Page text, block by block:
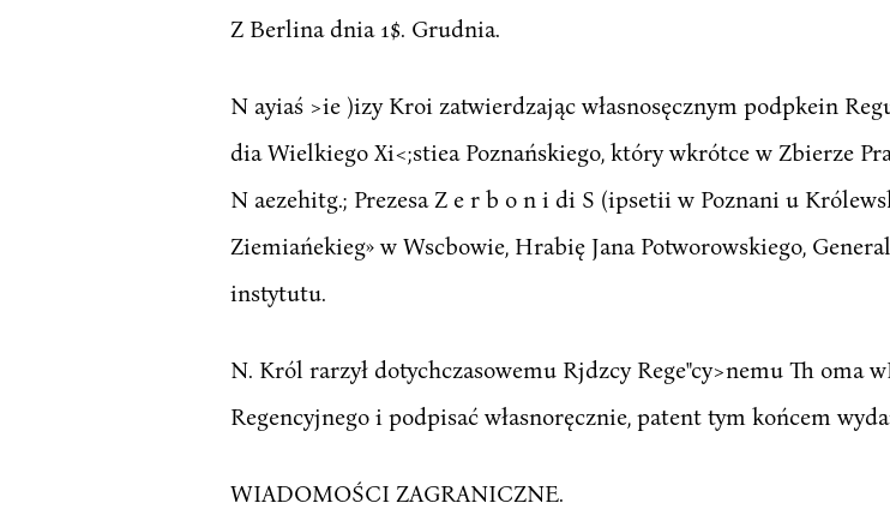
Z Berlina dnia 1$. Grudnia.
N ayiaś >ie )izy Kroi zatwierdzając własnosęcznym podpkein
dia Wielkiego Xi<;stiea Poznańskiego, który wkrótce w Zbierze
N aezehitg.; Prezesa Z e r b o n i di S (ipsetii w Poznani u
Ziemiańekieg» w Wscbowie, Hrabię Jana Potworowskiego,
instytutu.
N. Król rarzył dotychczasowemu Rjdzcy Rege"cy>nemu Th oma
Regencyjnego i podpisać własnoręcznie, patent tym końcem
WIADOMOŚCI ZAGRANICZNE.